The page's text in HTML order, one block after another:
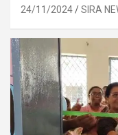
24/11/2024 SIRA